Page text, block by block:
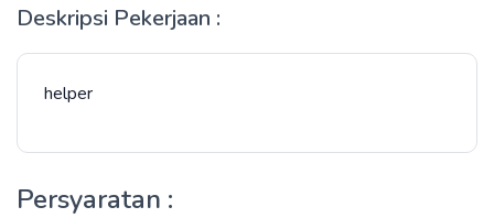
Deskripsi Pekerjaan :
helper
Persyaratan :